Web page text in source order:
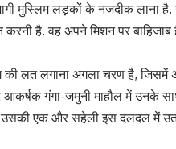
मुस्लिम लड़कों के नजदीक लाना है.
करनी है. वह अपने मिशन पर
लत लगाना अगला चरण है,
गंगा-जमुनी माहौल में उनके
उसकी एक और सहेली इस दलदल में